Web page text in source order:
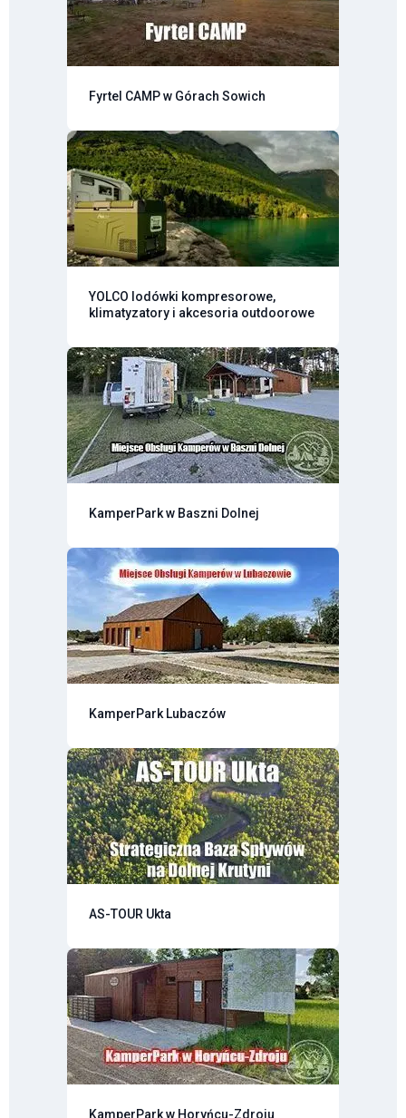
Fyrtel CAMP w Górach Sowich
YOLCO lodówki kompresorowe,
klimatyzatory i akcesoria outdoorowe
KamperPark w Baszni Dolnej
KamperPark Lubaczów
AS-TOUR Ukta
KamperPark w Horyńcu-Zdroju